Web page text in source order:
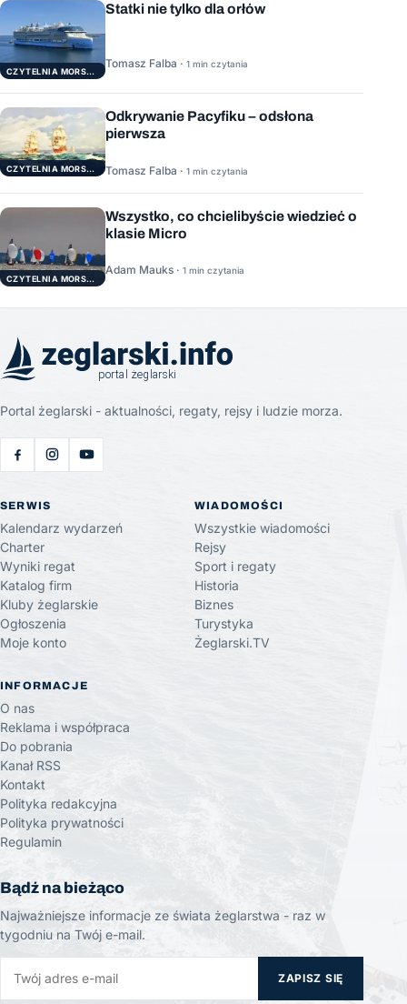
CZYTELNIA MORSKA
Statki nie tylko dla orłów
Tomasz Falba · 1 min czytania
CZYTELNIA MORSKA
Odkrywanie Pacyfiku – odsłona
pierwsza
Tomasz Falba · 1 min czytania
CZYTELNIA MORSKA
Wszystko, co chcielibyście wiedzieć o
klasie Micro
Adam Mauks · 1 min czytania
Portal żeglarski - aktualności, regaty, rejsy i ludzie morza.
SERWIS
Kalendarz wydarzeń
Charter
Wyniki regat
Katalog firm
Kluby żeglarskie
Ogłoszenia
Moje konto
WIADOMOŚCI
Wszystkie wiadomości
Rejsy
Sport i regaty
Historia
Biznes
Turystyka
Żeglarski.TV
INFORMACJE
O nas
Reklama i współpraca
Do pobrania
Kanał RSS
Kontakt
Polityka redakcyjna
Polityka prywatności
Regulamin
Bądź na bieżąco
Najważniejsze informacje ze świata żeglarstwa - raz w
tygodniu na Twój e-mail.
ZAPISZ SIĘ